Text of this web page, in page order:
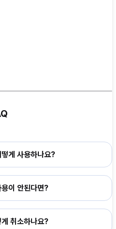
게 사용하나요?
이 안된다면?
취소하나요?